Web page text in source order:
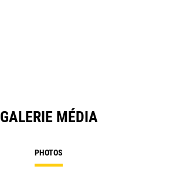
GALERIE MÉDIA
PHOTOS